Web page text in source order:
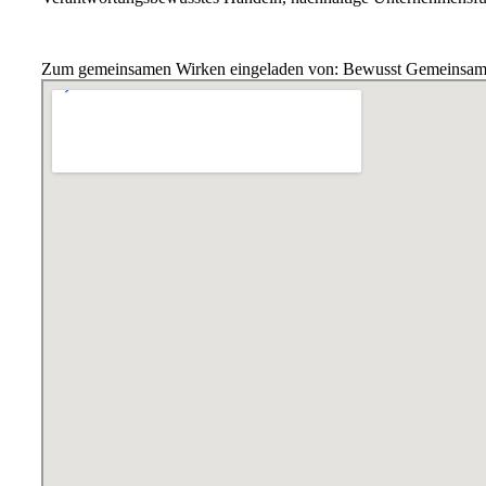
Zum gemeinsamen Wirken eingeladen von: Bewusst